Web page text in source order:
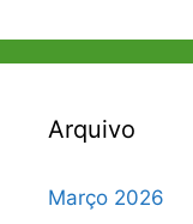
Arquivo
Março 2026